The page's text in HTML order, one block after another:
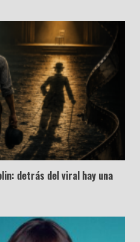
detrás del viral hay una